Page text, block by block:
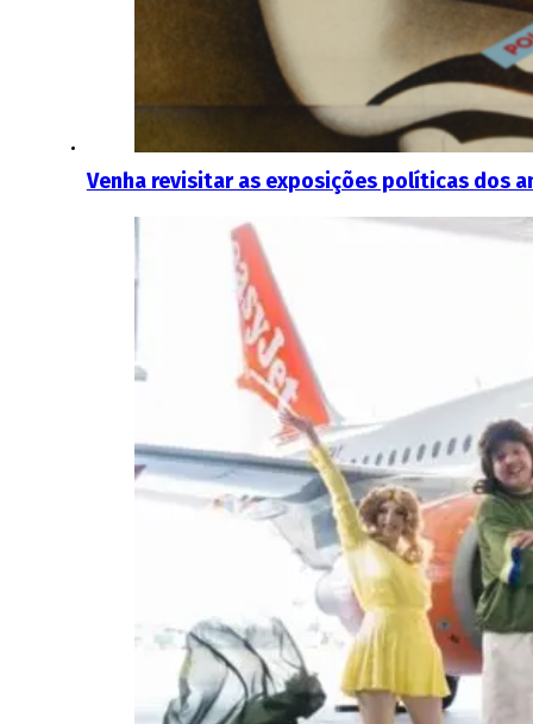
Venha revisitar as exposições políticas dos